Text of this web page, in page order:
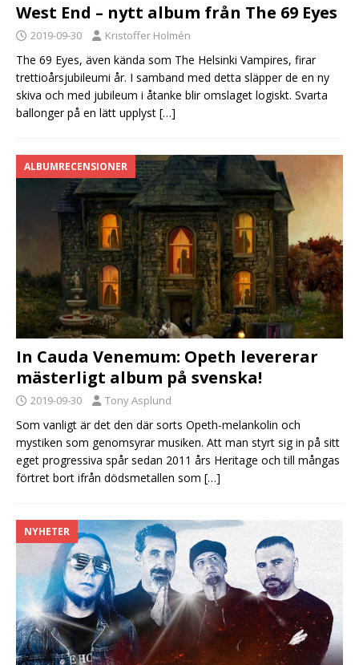
West End – nytt album från The 69 Eyes
2019-09-30 Kristoffer Holmén
The 69 Eyes, även kända som The Helsinki Vampires, firar
trettioårsjubileumi år. I samband med detta släpper de en ny
skiva och med jubileum i åtanke blir omslaget logiskt. Svarta
ballonger på en lätt upplyst […]
ALBUMRECENSIONER
In Cauda Venemum: Opeth levererar
mästerligt album på svenska!
2019-09-30 Tony Asplund
Som vanligt är det den där sorts Opeth-melankolin och
mystiken som genomsyrar musiken. Att man styrt sig in på sitt
eget progressiva spår sedan 2011 års Heritage och till mångas
förtret bort ifrån dödsmetallen som […]
NYHETER